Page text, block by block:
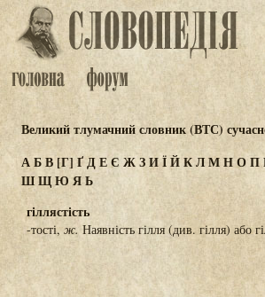
Великий тлумачний словник (ВТС)
АБВ[Г] ҐДЕЄ ЖЗИЇЙКЛМНОП
ШЩЮЯЬ
гіллястість
-тості, ж. Наявність гілля (див. гілля) або